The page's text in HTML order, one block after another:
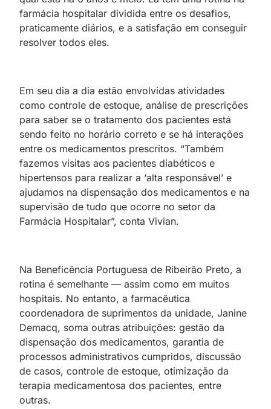
farmácia hospitalar dividida entre os desafios,
praticamente diários, e a satisfação em conseguir
resolver todos eles.
Em seu dia a dia estão envolvidas atividades
como controle de estoque, análise de prescrições
para saber se o tratamento dos pacientes está
sendo feito no horário correto e se há interações
entre os medicamentos prescritos. “Também
fazemos visitas aos pacientes diabéticos e
hipertensos para realizar a ‘alta responsável’ e
ajudamos na dispensação dos medicamentos e na
supervisão de tudo que ocorre no setor da
Farmácia Hospitalar”, conta Vivian.
Na Beneficência Portuguesa de Ribeirão Preto, a
rotina é semelhante — assim como em muitos
hospitais. No entanto, a farmacêutica
coordenadora de suprimentos da unidade, Janine
Demacq, soma outras atribuições: gestão da
dispensação dos medicamentos, garantia de
processos administrativos cumpridos, discussão
de casos, controle de estoque, otimização da
terapia medicamentosa dos pacientes, entre
outras.